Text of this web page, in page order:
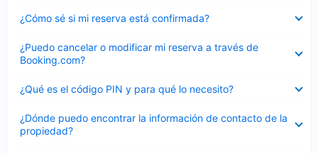
¿Cómo sé si mi reserva está confirmada?
cerrado
¿Puedo cancelar o modificar mi reserva a través de
Booking.com?
cerrado
¿Qué es el código PIN y para qué lo necesito?
cerrado
¿Dónde puedo encontrar la información de contacto de la
propiedad?
cerrado